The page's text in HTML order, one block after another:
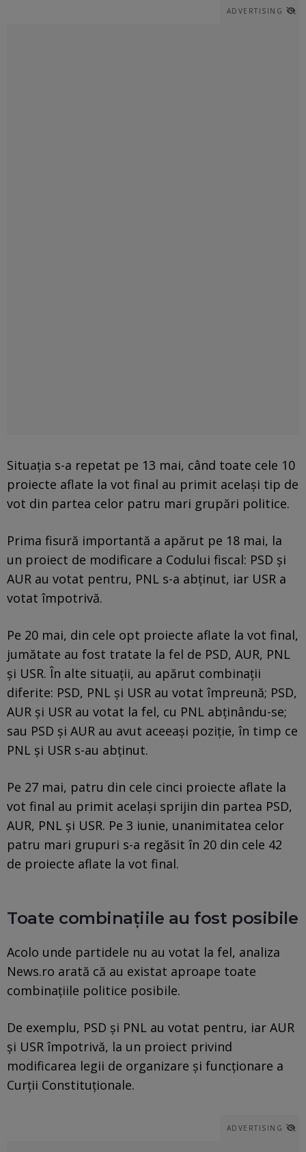
ADVERTISING
Situația s-a repetat pe 13 mai, când toate cele 10
proiecte aflate la vot final au primit același tip de
vot din partea celor patru mari grupări politice.
Prima fisură importantă a apărut pe 18 mai, la
un proiect de modificare a Codului fiscal: PSD și
AUR au votat pentru, PNL s-a abținut, iar USR a
votat împotrivă.
Pe 20 mai, din cele opt proiecte aflate la vot final,
jumătate au fost tratate la fel de PSD, AUR, PNL
și USR. În alte situații, au apărut combinații
diferite: PSD, PNL și USR au votat împreună; PSD,
AUR și USR au votat la fel, cu PNL abținându-se;
sau PSD și AUR au avut aceeași poziție, în timp ce
PNL și USR s-au abținut.
Pe 27 mai, patru din cele cinci proiecte aflate la
vot final au primit același sprijin din partea PSD,
AUR, PNL și USR. Pe 3 iunie, unanimitatea celor
patru mari grupuri s-a regăsit în 20 din cele 42
de proiecte aflate la vot final.
Toate combinațiile au fost posibile
Acolo unde partidele nu au votat la fel, analiza
News.ro arată că au existat aproape toate
combinațiile politice posibile.
De exemplu, PSD și PNL au votat pentru, iar AUR
și USR împotrivă, la un proiect privind
modificarea legii de organizare și funcționare a
Curții Constituționale.
ADVERTISING